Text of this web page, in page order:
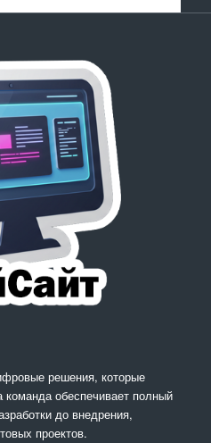
решения, которые
обеспечивает полный
до внедрения,
проектов.